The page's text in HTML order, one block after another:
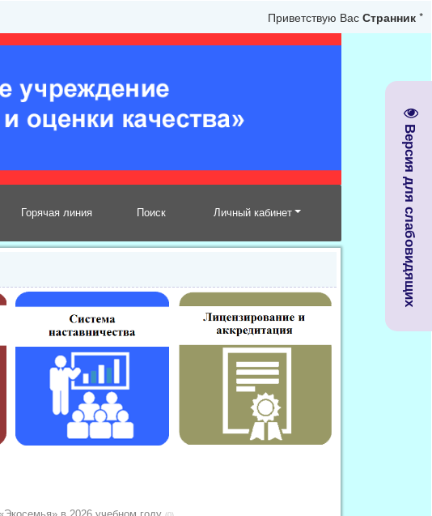
Версия для слабовидящих
Приветствую Вас Странник *
Горячая линия Поиск Личный кабинет